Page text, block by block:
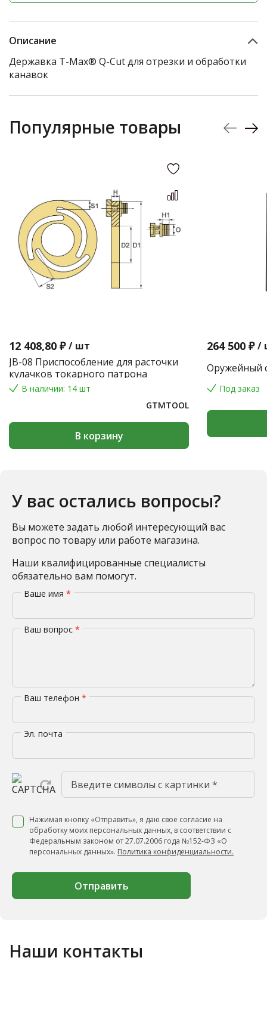
Описание
Державка T-Max® Q-Cut для отрезки и обработки
канавок
Популярные товары
12 408,80 ₽ / шт
JB-08 Приспособление для расточки
кулачков токарного патрона
В наличии: 14 шт
GTMTOOL
В корзину
264 500 ₽ /
Оружейный
Под заказ
У вас остались вопросы?
Вы можете задать любой интересующий вас
вопрос по товару или работе магазина.
Наши квалифицированные специалисты
обязательно вам помогут.
Ваше имя *
Ваш вопрос *
Ваш телефон *
Эл. почта
Нажимая кнопку «Отправить», я даю свое согласие на
обработку моих персональных данных, в соответствии с
Федеральным законом от 27.07.2006 года №152-ФЗ «О
персональных данных». Политика конфиденциальности.
Отправить
Наши контакты